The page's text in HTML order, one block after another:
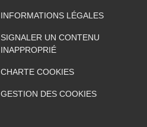
INFORMATIONS LÉGALES
SIGNALER UN CONTENU
INAPPROPRIÉ
CHARTE COOKIES
GESTION DES COOKIES